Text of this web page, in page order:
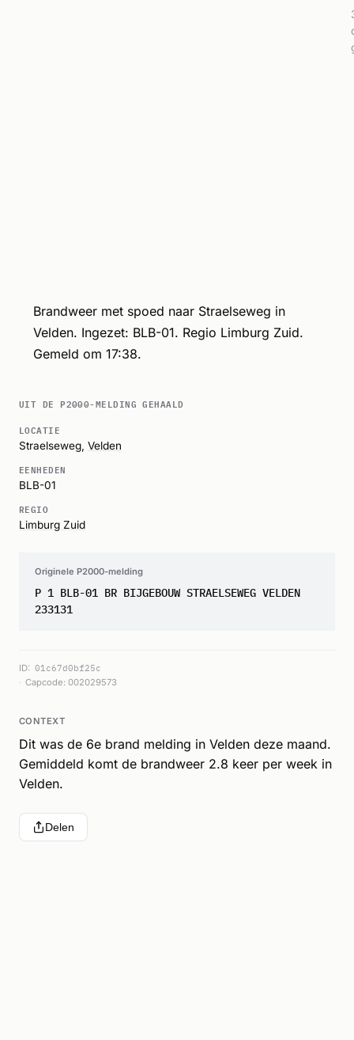
Brandweer met spoed naar Straelseweg in
Velden. Ingezet: BLB-01. Regio Limburg Zuid.
Gemeld om 17:38.
UIT DE P2000-MELDING GEHAALD
LOCATIE
Straelseweg, Velden
EENHEDEN
BLB-01
REGIO
Limburg Zuid
Originele P2000-melding
P 1 BLB-01 BR BIJGEBOUW STRAELSEWEG VELDEN
233131
ID: 01c67d0bf25c
Capcode: 002029573
CONTEXT
Dit was de 6e brand melding in Velden deze maand.
Gemiddeld komt de brandweer 2.8 keer per week in
Velden.
Delen